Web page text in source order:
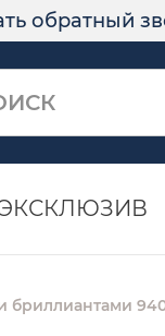
обратный
ЭКСКЛЮЗИВ
бриллиантами